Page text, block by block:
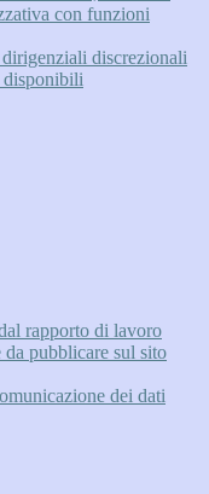
con funzioni
discrezionali
disponibili
rapporto di lavoro
da pubblicare sul sito
dei dati